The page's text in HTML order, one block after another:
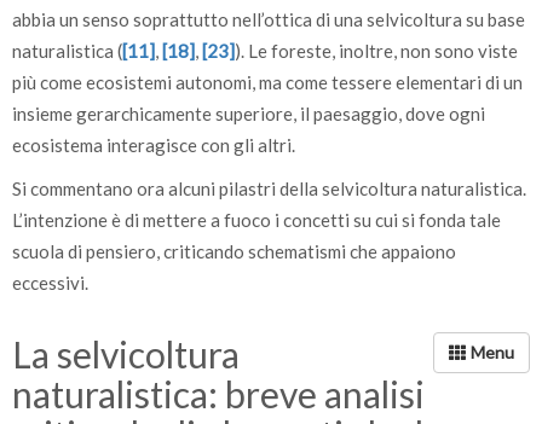
abbia un senso soprattutto nell’ottica di una selvicoltura su base
naturalistica ([11],[18],[23]). Le foreste, inoltre, non sono viste
più come ecosistemi autonomi, ma come tessere elementari di un
insieme gerarchicamente superiore, il paesaggio, dove ogni
ecosistema interagisce con gli altri.
Si commentano ora alcuni pilastri della selvicoltura naturalistica.
L’intenzione è di mettere a fuoco i concetti su cui si fonda tale
scuola di pensiero, criticando schematismi che appaiono
eccessivi.
La selvicoltura
naturalistica: breve analisi